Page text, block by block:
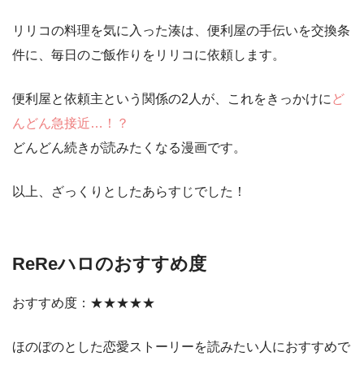
リリコの料理を気に入った湊は、便利屋の手伝いを交換条
件に、毎日のご飯作りをリリコに依頼します。
便利屋と依頼主という関係の2人が、これをきっかけに ど
んどん急接近…！？
どんどん続きが読みたくなる漫画です。
以上、ざっくりとしたあらすじでした！
ReReハロのおすすめ度
おすすめ度：★★★★★
ほのぼのとした恋愛ストーリーを読みたい人におすすめで